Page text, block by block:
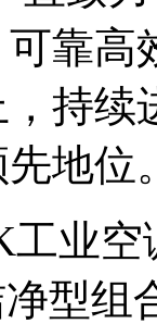
靠
持
地位
工业
型组